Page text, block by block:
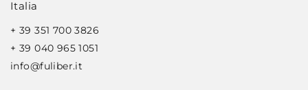
Italia
+ 39 351 700 3826
+ 39 040 965 1051
info@fuliber.it